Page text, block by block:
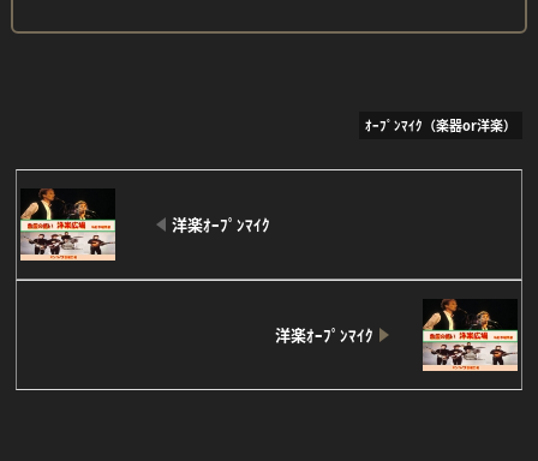
ｵｰﾌﾟﾝﾏｲｸ（楽器or洋楽）
洋楽ｵｰﾌﾟﾝﾏｲｸ
洋楽ｵｰﾌﾟﾝﾏｲｸ